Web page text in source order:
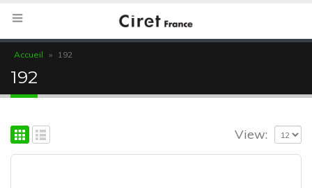
Accueil » 192
192
View: